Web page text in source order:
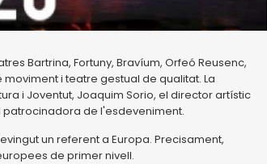
Bartrina, Fortuny, Bravíum, Orfeó Reusenc,
moviment i teatre gestual de qualitat. La
i Joventut, Joaquim Sorio, el director artístic
patrocinadora de l'esdeveniment.
un referent a Europa. Precisament,
de primer nivell.